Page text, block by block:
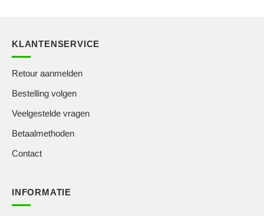
KLANTENSERVICE
Retour aanmelden
Bestelling volgen
Veelgestelde vragen
Betaalmethoden
Contact
INFORMATIE